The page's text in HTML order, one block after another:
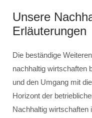
Unsere
Erläuterungen
Die beständige
nachhaltig wirtschaften
und den Umgang mit
Horizont der
Nachhaltig